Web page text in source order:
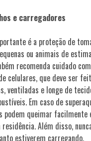
e carregadores
é a proteção de
ou animais de
recomenda cuidado
celulares, que deve ser
ventiladas e longe de
Em caso de
podem queimar facilmente
Além disso,
estiverem carregando.